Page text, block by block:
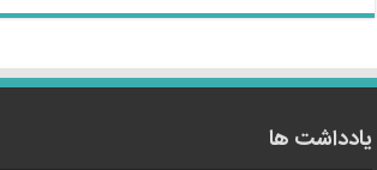
یادداشت ها